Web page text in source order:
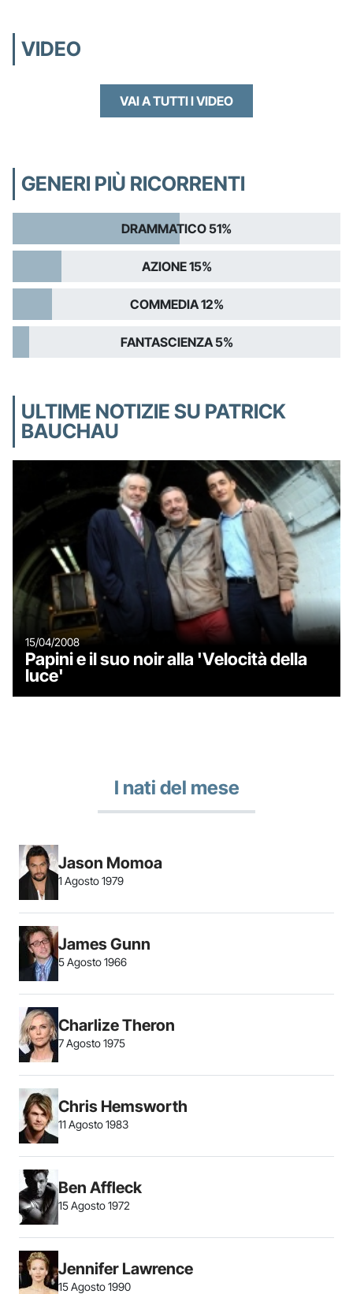
VIDEO
VAI A TUTTI I VIDEO
GENERI PIÙ RICORRENTI
DRAMMATICO 51%
AZIONE 15%
COMMEDIA 12%
FANTASCIENZA 5%
ULTIME NOTIZIE SU PATRICK
BAUCHAU
15/04/2008
Papini e il suo noir alla 'Velocità della
luce'
I nati del mese
Jason Momoa
1 Agosto 1979
James Gunn
5 Agosto 1966
Charlize Theron
7 Agosto 1975
Chris Hemsworth
11 Agosto 1983
Ben Affleck
15 Agosto 1972
Jennifer Lawrence
15 Agosto 1990